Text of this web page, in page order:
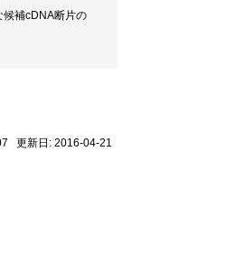
候補cDNA断片の
更新日: 2016-04-21